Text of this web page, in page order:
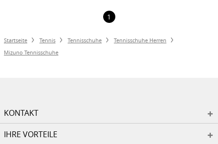
1
Startseite Tennis Tennisschuhe
Tennisschuhe Herren
Mizuno Tennisschuhe
KONTAKT
IHRE VORTEILE